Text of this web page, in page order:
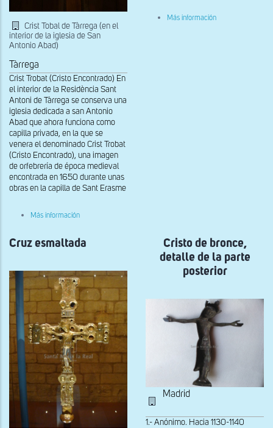
Crist Tobal de Tàrrega (en el
interior de la iglesia de San
Antonio Abad)
Tàrrega
Crist Trobat (Cristo Encontrado) En
el interior de la Residència Sant
Antoni de Tàrrega se conserva una
iglesia dedicada a san Antonio
Abad que ahora funciona como
capilla privada, en la que se
venera el denominado Crist Trobat
(Cristo Encontrado), una imagen
de orfebrería de época medieval
encontrada en 1650 durante unas
obras en la capilla de Sant Erasme
Más información
Crist
Más información
Cruz esmaltada
Cristo de bronce,
detalle de la parte
posterior
Madrid
1.- Anónimo. Hacia 1130-1140